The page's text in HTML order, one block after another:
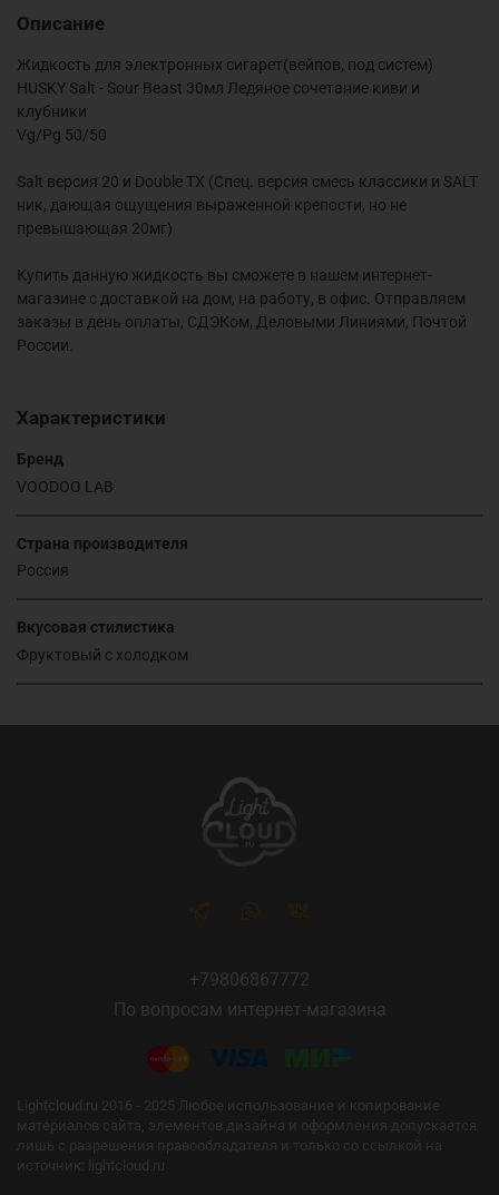
Описание
Жидкость для электронных сигарет(вейпов, под систем)
HUSKY Salt - Sour Beast 30мл Ледяное сочетание киви и
клубники
Vg/Pg 50/50
Salt версия 20 и Double TX (Спец. версия смесь классики и SALT
ник, дающая ощущения выраженной крепости, но не
превышающая 20мг)
Купить данную жидкость вы сможете в нашем интернет-
магазине с доставкой на дом, на работу, в офис. Отправляем
заказы в день оплаты, СДЭКом, Деловыми Линиями, Почтой
России.
Характеристики
Бренд
VOODOO LAB
Страна производителя
Россия
Вкусовая стилистика
Фруктовый с холодком
+79806867772
По вопросам интернет-магазина
Lightcloud.ru 2016 - 2025 Любое использование и копирование
материалов сайта, элементов дизайна и оформления допускается
лишь с разрешения правообладателя и только со ссылкой на
источник: lightcloud.ru